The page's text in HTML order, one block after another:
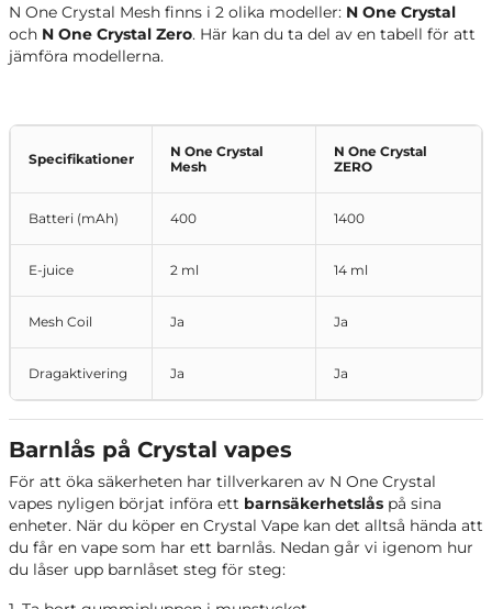
N One Crystal Mesh finns i 2 olika modeller: N One Crystal
och N One Crystal Zero. Här kan du ta del av en tabell för att
jämföra modellerna.
Specifikationer
N One Crystal
Mesh
N One Crystal
ZERO
Batteri (mAh) 400 1400
E-juice 2 ml 14 ml
Mesh Coil Ja Ja
Dragaktivering Ja Ja
Barnlås på Crystal vapes
För att öka säkerheten har tillverkaren av N One Crystal
vapes nyligen börjat införa ett barnsäkerhetslås på sina
enheter. När du köper en Crystal Vape kan det alltså hända att
du får en vape som har ett barnlås. Nedan går vi igenom hur
du låser upp barnlåset steg för steg: